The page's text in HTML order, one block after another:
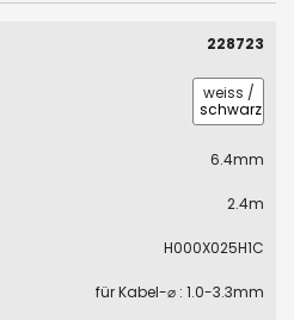
228723
weiss /
schwarz
6.4mm
2.4m
H000X025H1C
für Kabel-⌀ : 1.0-3.3mm